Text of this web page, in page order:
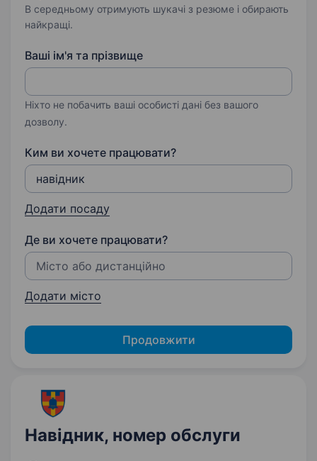
В середньому отримують шукачі з резюме і обирають
найкращі.
Ваші ім'я та прізвище
Ніхто не побачить ваші особисті дані без вашого
дозволу.
Ким ви хочете працювати?
Додати посаду
Де ви хочете працювати?
Додати місто
Продовжити
Навідник, номер обслуги